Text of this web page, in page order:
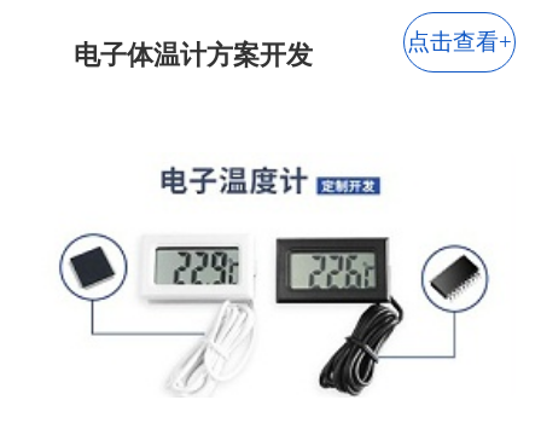
电子体温计方案开发 点击查看+